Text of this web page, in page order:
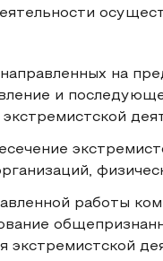
на
и
работы
экстремистской